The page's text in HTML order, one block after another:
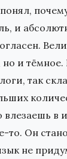
и
и тёмное.
так
влезаешь в
то. Он
не